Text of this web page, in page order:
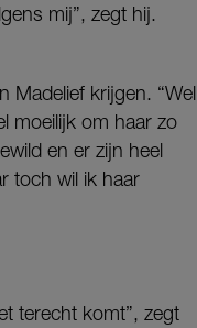
mij”, zegt hij.
Madelief krijgen. “Wel
moeilijk om haar zo
en er zijn heel
toch wil ik haar
terecht komt”, zegt